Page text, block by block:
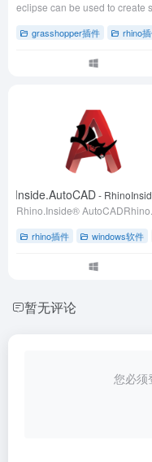
grasshopper插件 rhino
-
rhino插件 windows软件
暂无评论
您必须